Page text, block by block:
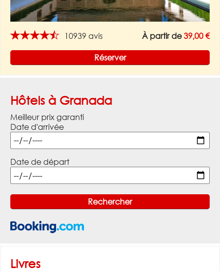
★★★★★ 10939 avis À partir de39,00 €
Réserver
Hôtels à Granada
Meilleur prix garanti
Date d'arrivée
Date de départ
Livres